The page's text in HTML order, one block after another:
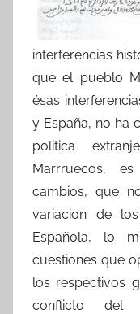
interferencias
que el pueblo
ésas
y España, no ha
politica
Marrruecos,
cambios, que
variacion de
Española, lo
cuestiones que
los respectivos
conflicto del